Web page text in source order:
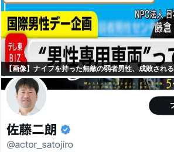
【画像】ナイフを持った無敵の弱者男性、成敗される